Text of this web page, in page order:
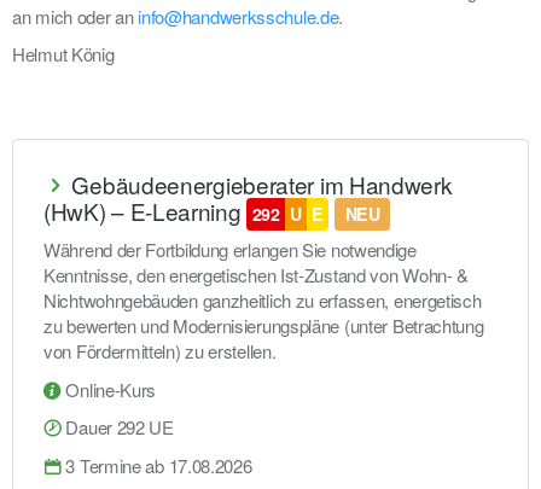
an mich oder aninfo@handwerksschule.de.
Helmut König
Gebäudeenergieberater im Handwerk
(HwK) – E-Learning 292 U E NEU
Während der Fortbildung erlangen Sie notwendige
Kenntnisse, den energetischen Ist-Zustand von Wohn- &
Nichtwohngebäuden ganzheitlich zu erfassen, energetisch
zu bewerten und Modernisierungspläne (unter Betrachtung
von Fördermitteln) zu erstellen.
Online-Kurs
Dauer 292 UE
3 Termine ab 17.08.2026